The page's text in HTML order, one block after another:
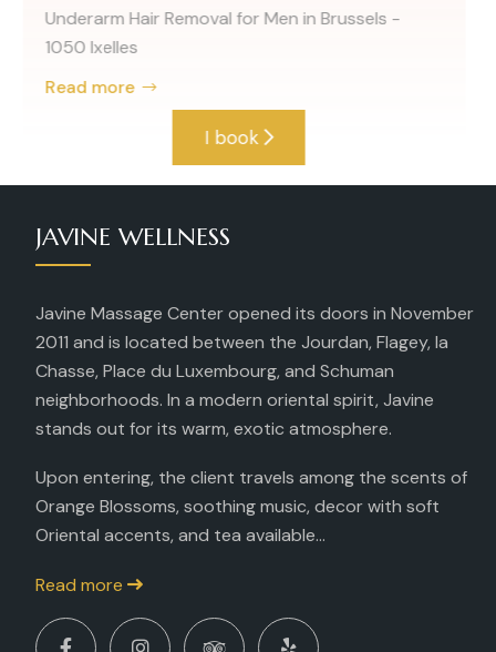
Read more
JAVINE WELLNESS
Javine Massage Center opened its doors in November
2011 and is located between the Jourdan, Flagey, la
Chasse, Place du Luxembourg, and Schuman
neighborhoods. In a modern oriental spirit, Javine
stands out for its warm, exotic atmosphere.
Upon entering, the client travels among the scents of
Orange Blossoms, soothing music, decor with soft
Oriental accents, and tea available...
Read more